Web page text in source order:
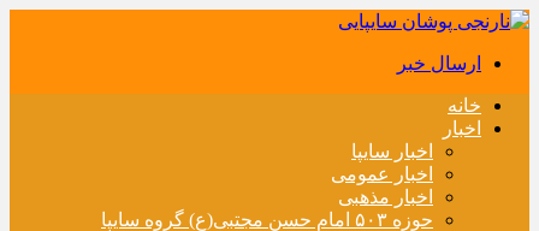
ارسال خبر
خانه
اخبار
اخبار سایپا
اخبار عمومی
اخبار مذهبی
حوزه ۵۰۳ امام حسن مجتبی(ع) گروه سایپا